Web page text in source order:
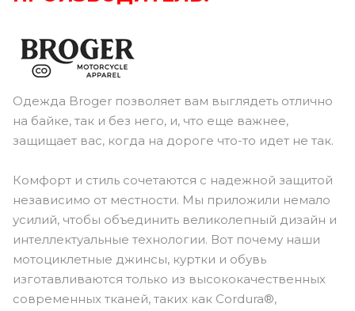
Одежда Broger позволяет вам выглядеть отлично
на байке, так и без него, и, что еще важнее,
защищает вас, когда на дороге что-то идет не так.
Комфорт и стиль сочетаются с надежной защитой
независимо от местности. Мы приложили немало
усилий, чтобы объединить великолепный дизайн и
интеллектуальные технологии. Вот почему наши
мотоциклетные джинсы, куртки и обувь
изготавливаются только из высококачественных
современных тканей, таких как Cordura®,